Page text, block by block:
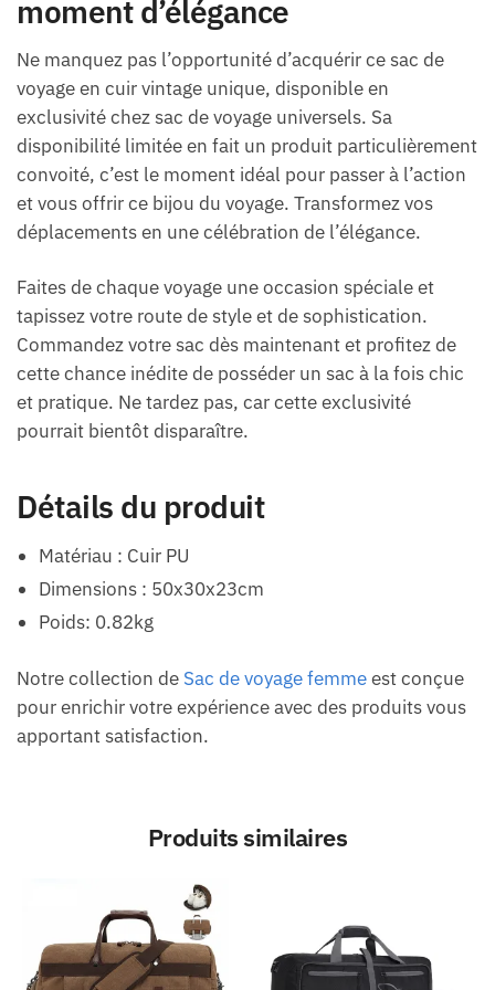
moment d’élégance
Ne manquez pas l’opportunité d’acquérir ce sac de
voyage en cuir vintage unique, disponible en
exclusivité chez sac de voyage universels. Sa
disponibilité limitée en fait un produit particulièrement
convoité, c’est le moment idéal pour passer à l’action
et vous offrir ce bijou du voyage. Transformez vos
déplacements en une célébration de l’élégance.
Faites de chaque voyage une occasion spéciale et
tapissez votre route de style et de sophistication.
Commandez votre sac dès maintenant et profitez de
cette chance inédite de posséder un sac à la fois chic
et pratique. Ne tardez pas, car cette exclusivité
pourrait bientôt disparaître.
Détails du produit
Matériau : Cuir PU
Dimensions : 50x30x23cm
Poids: 0.82kg
Notre collection de Sac de voyage femmeest conçue
pour enrichir votre expérience avec des produits vous
apportant satisfaction.
Produits similaires